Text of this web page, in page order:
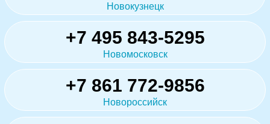
Новокузнецк
+7 495 843-5295
Новомосковск
+7 861 772-9856
Новороссийск